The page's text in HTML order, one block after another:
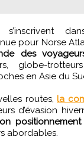
s’inscrivent
pour Norse
des
globe-
en Asie du
routes, la
d’évasion
positionnement
abordables.